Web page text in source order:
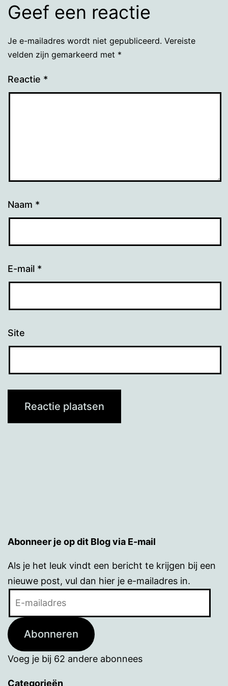
Geef een reactie
Je e-mailadres wordt niet gepubliceerd. Vereiste
velden zijn gemarkeerd met *
Reactie *
Naam *
E-mail *
Site
Abonneer je op dit Blog via E-mail
Als je het leuk vindt een bericht te krijgen bij een
nieuwe post, vul dan hier je e-mailadres in.
Abonneren
Voeg je bij 62 andere abonnees
Categorieën